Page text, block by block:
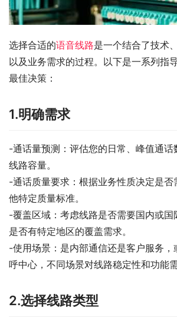
选择合适的语音线路是一个结合了技术
以及业务需求的过程。以下是一系列指
最佳决策：
1.明确需求
-通话量预测：评估您的日常、峰值通话
线路容量。
-通话质量要求：根据业务性质决定是否
他特定质量标准。
-覆盖区域：考虑线路是否需要国内或国
是否有特定地区的覆盖需求。
-使用场景：是内部通信还是客户服务，
呼中心，不同场景对线路稳定性和功能需
2.选择线路类型